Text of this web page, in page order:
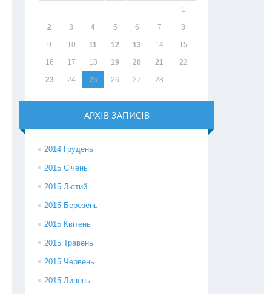
1
2 3 4 5 6 7 8
9 10 11 12 13 14 15
16 17 18 19 20 21 22
23 24 25 26 27 28
АРХІВ ЗАПИСІВ
2014 Грудень
2015 Січень
2015 Лютий
2015 Березень
2015 Квітень
2015 Травень
2015 Червень
2015 Липень